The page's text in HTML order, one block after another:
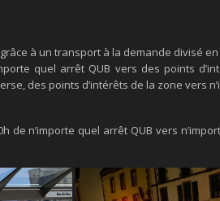
à un transport à la demande divisé
quel arrêt QUB vers des points
des points d’intérêts de la zone vers
n’importe quel arrêt QUB vers